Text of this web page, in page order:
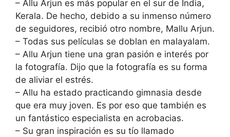
– Allu Arjun es más popular en el sur de India,
Kerala. De hecho, debido a su inmenso número
de seguidores, recibió otro nombre, Mallu Arjun.
– Todas sus películas se doblan en malayalam.
– Allu Arjun tiene una gran pasión e interés por
la fotografía. Dijo que la fotografía es su forma
de aliviar el estrés.
– Allu ha estado practicando gimnasia desde
que era muy joven. Es por eso que también es
un fantástico especialista en acrobacias.
– Su gran inspiración es su tío llamado